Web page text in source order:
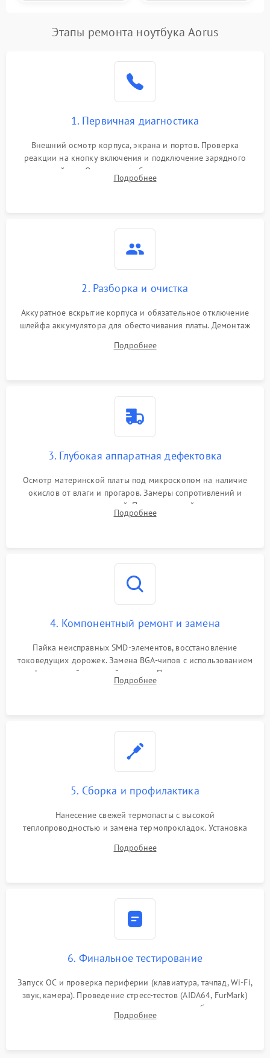
Этапы ремонта ноутбука Aorus
1. Первичная диагностика
Внешний осмотр корпуса, экрана и портов. Проверка
реакции на кнопку включения и подключение зарядного
устройства. Оценка потребления тока с помощью
лабораторного блока питания для локализации проблемы.
Подробнее
2. Разборка и очистка
Аккуратное вскрытие корпуса и обязательное отключение
шлейфа аккумулятора для обесточивания платы. Демонтаж
высохшей термопасты с кристаллов чипов.
Подробнее
3. Глубокая аппаратная дефектовка
Осмотр материнской платы под микроскопом на наличие
окислов от влаги и прогаров. Замеры сопротивлений и
дежурных напряжений. Проверка цепей питания,
мультиконтроллера, процессора и видеочипа.
Подробнее
4. Компонентный ремонт и замена
Пайка неисправных SMD-элементов, восстановление
токоведущих дорожек. Замена BGA-чипов с использованием
инфракрасной паяльной станции. Прошивка микросхемы
BIOS или замена поврежденных портов USB
Подробнее
5. Сборка и профилактика
Нанесение свежей термопасты с высокой
теплопроводностью и замена термопрокладок. Установка
шлейфов, модулей памяти и накопителей. Предварительная
Подробнее
6. Финальное тестирование
Запуск ОС и проверка периферии (клавиатура, тачпад, Wi-Fi,
звук, камера). Проведение стресс-тестов (AIDA64, FurMark)
для контроля температурного режима и стабильности
системы под пиковой нагрузкой.
Подробнее